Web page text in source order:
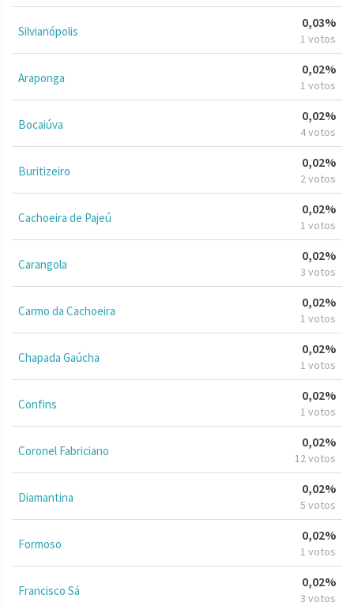
Silvianópolis
0,03%
1 votos
Araponga
0,02%
1 votos
Bocaiúva
0,02%
4 votos
Buritizeiro
0,02%
2 votos
Cachoeira de Pajeú
0,02%
1 votos
Carangola
0,02%
3 votos
Carmo da Cachoeira
0,02%
1 votos
Chapada Gaúcha
0,02%
1 votos
Confins
0,02%
1 votos
Coronel Fabriciano
0,02%
12 votos
Diamantina
0,02%
5 votos
Formoso
0,02%
1 votos
Francisco Sá
0,02%
3 votos